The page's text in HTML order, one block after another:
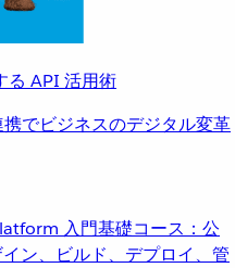
る API 活用術
でビジネスのデジタル変革
入門基礎コース：公
ン、ビルド、デプロイ、管